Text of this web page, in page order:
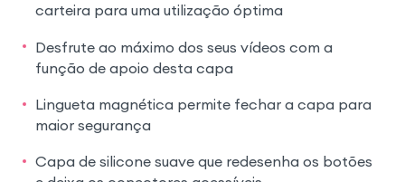
carteira para uma utilização óptima
Desfrute ao máximo dos seus vídeos com a
função de apoio desta capa
Lingueta magnética permite fechar a capa para
maior segurança
Capa de silicone suave que redesenha os botões